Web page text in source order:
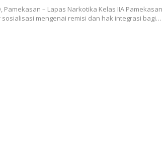
Pamekasan – Lapas Narkotika Kelas IIA Pamekasan
sosialisasi mengenai remisi dan hak integrasi bagi…